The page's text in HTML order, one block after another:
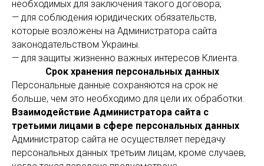
необходимых для заключения такого договора;
— для соблюдения юридических обязательств,
которые возложены на Администратора сайта
законодательством Украины.
— для защиты жизненно важных интересов Клиента.
Срок хранения персональных данных
Персональные данные сохраняются на срок не
больше, чем это необходимо для цели их обработки.
Взаимодействие Администратора сайта с
третьими лицами в сфере персональных данных
Администратор сайта не осуществляет передачу
персональных данных третьим лицам, кроме случаев,